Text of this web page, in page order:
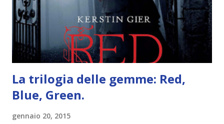
della letteratura australiana, neozelandese, ecc . l'Oceania
è ricca di natura! Leggete un libro con una cover molto, ...
La trilogia delle gemme: Red,
Blue, Green.
gennaio 20, 2015